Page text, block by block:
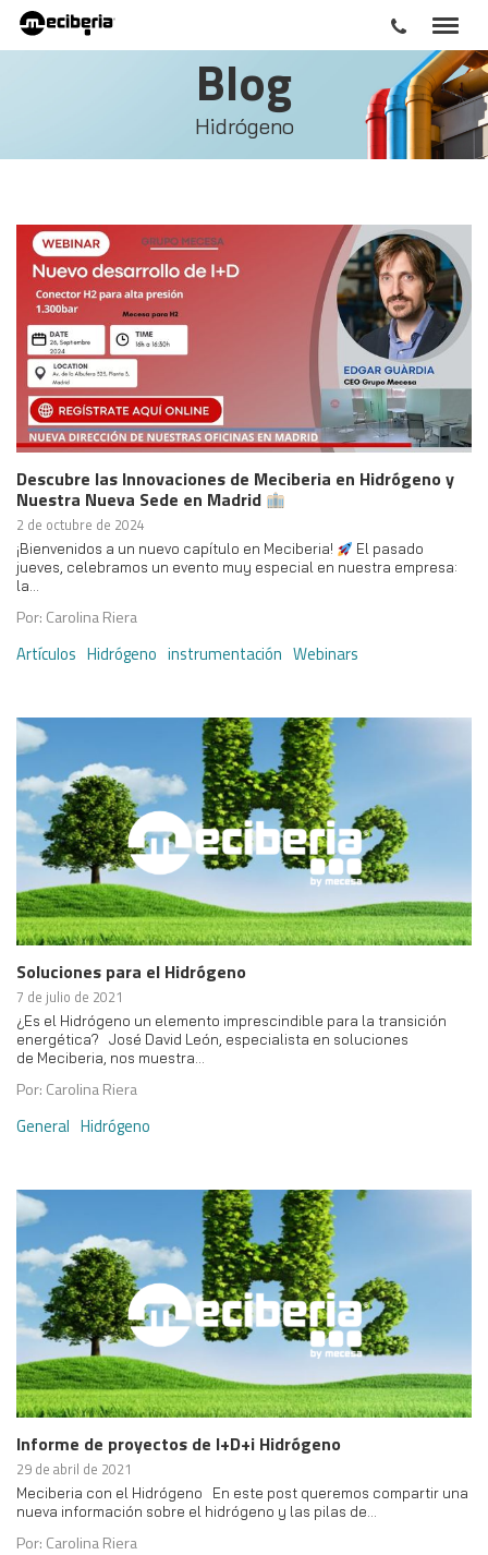
Blog
Hidrógeno
Descubre las Innovaciones de Meciberia en Hidrógeno y
Nuestra Nueva Sede en Madrid
2 de octubre de 2024
¡Bienvenidos a un nuevo capítulo en Meciberia!
El pasado
jueves, celebramos un evento muy especial en nuestra empresa:
la…
Por: Carolina Riera
Artículos Hidrógeno instrumentación Webinars
Soluciones para el Hidrógeno
7 de julio de 2021
¿Es el Hidrógeno un elemento imprescindible para la transición
energética? José David León, especialista en soluciones
de Meciberia, nos muestra…
Por: Carolina Riera
General Hidrógeno
Informe de proyectos de I+D+i Hidrógeno
29 de abril de 2021
Meciberia con el Hidrógeno En este post queremos compartir una
nueva información sobre el hidrógeno y las pilas de…
Por: Carolina Riera